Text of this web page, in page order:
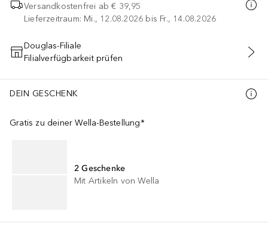
Versandkostenfrei ab € 39,95
Lieferzeitraum: Mi., 12.08.2026 bis Fr., 14.08.2026
IN DEN WARENKORB
Douglas-Filiale
Filialverfügbarkeit prüfen
DEIN GESCHENK
Gratis zu deiner Wella-Bestellung*
2 Geschenke
Mit Artikeln von Wella